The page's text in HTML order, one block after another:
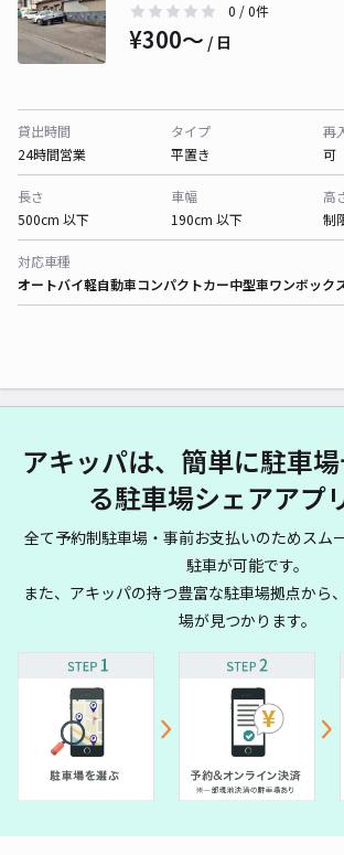
0 / 0件
¥300〜 / 日
貸出時間
24時間営業
タイプ
平置き
再
可
長さ
500cm 以下
車幅
190cm 以下
高
制
対応車種
オートバイ軽自動車コンパクトカー中型車ワンボック
アキッパは、簡単に駐車
る駐車場シェアアプ
全て予約制駐車場・事前お支払いのためスム
駐車が可能です。
また、アキッパの持つ豊富な駐車場拠点から
場が見つかります。